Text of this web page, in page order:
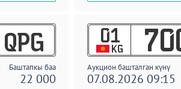
QPG
Баштапкы баа
22 000
01
KG
Аукцион башталган күнү
07.08.2026 09:15